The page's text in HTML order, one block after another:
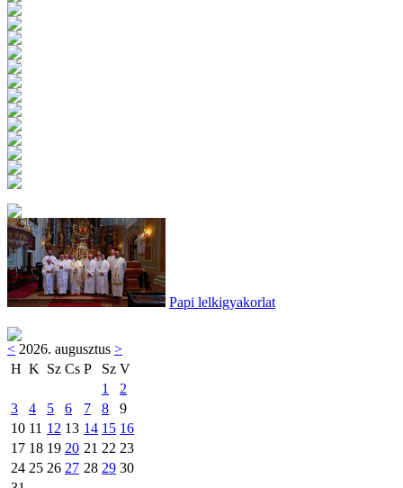
Papi lelkigyakorlat
< 2026. augusztus >
H K Sz Cs P Sz V
1
2
3
4 5 6 7 8
9
10 11 12 13 14 15 16
17 18 19 20 21 22 23
24 25 26 27 28 29 30